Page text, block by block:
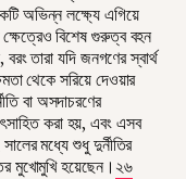
অভিন্ন লক্ষ্যে এগিয়ে
ক্ষেত্রেও বিশেষ গুরুত্ব বহন
বরং তারা যদি জনগণের স্বার্থ
থেকে সরিয়ে দেওয়ার
বা অসদাচরণের
করা হয়, এবং এসব
মধ্যে শুধু দুর্নীতির
মুখোমুখি হয়েছেন। ২৬